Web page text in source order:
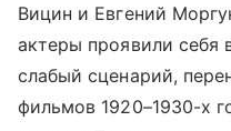
Вицин и Евгений
актеры проявили себя
слабый сценарий,
фильмов 1920–1930-х